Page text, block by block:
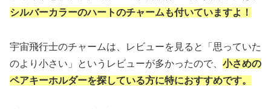
シルバーカラーのハートのチャームも付いていますよ！
宇宙飛行士のチャームは、レビューを見ると「思っていた
のより小さい」というレビューが多かったので、 小さめの
ペアキーホルダーを探している方に特におすすめです。